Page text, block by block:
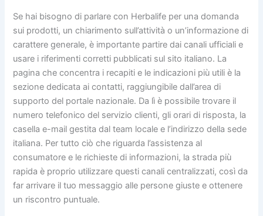
Se hai bisogno di parlare con Herbalife per una domanda
sui prodotti, un chiarimento sull’attività o un’informazione di
carattere generale, è importante partire dai canali ufficiali e
usare i riferimenti corretti pubblicati sul sito italiano. La
pagina che concentra i recapiti e le indicazioni più utili è la
sezione dedicata ai contatti, raggiungibile dall’area di
supporto del portale nazionale. Da lì è possibile trovare il
numero telefonico del servizio clienti, gli orari di risposta, la
casella e-mail gestita dal team locale e l’indirizzo della sede
italiana. Per tutto ciò che riguarda l’assistenza al
consumatore e le richieste di informazioni, la strada più
rapida è proprio utilizzare questi canali centralizzati, così da
far arrivare il tuo messaggio alle persone giuste e ottenere
un riscontro puntuale.